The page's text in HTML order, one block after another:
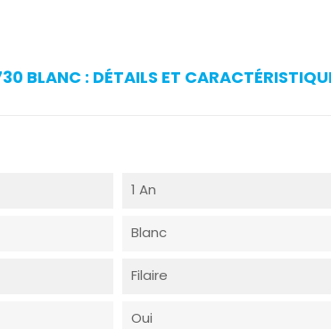
BLANC : DÉTAILS ET
1 An
Blanc
Filaire
Oui